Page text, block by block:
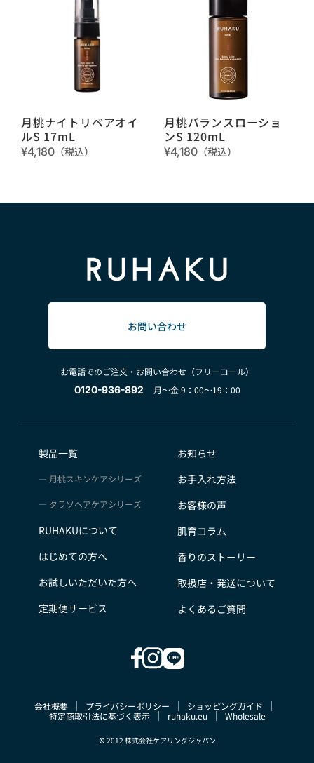
月桃ナイトリペアオイ
ルS 17mL
¥4,180 （税込）
月桃バランスローショ
ンS 120mL
¥4,180 （税込）
お問い合わせ
お電話でのご注文・お問い合わせ（フリーコール）
0120-936-892
月～金 9：00～19：00
製品一覧
月桃スキンケアシリーズ
タラソヘアケアシリーズ
RUHAKUについて
はじめての方へ
お試しいただいた方へ
定期便サービス
お知らせ
お手入れ方法
お客様の声
肌育コラム
香りのストーリー
取扱店・発送について
よくあるご質問
会社概要 プライバシーポリシー
ショッピングガイド
特定商取引法に基づく表示
ruhaku.eu Wholesale
© 2012 株式会社ケアリングジャパン